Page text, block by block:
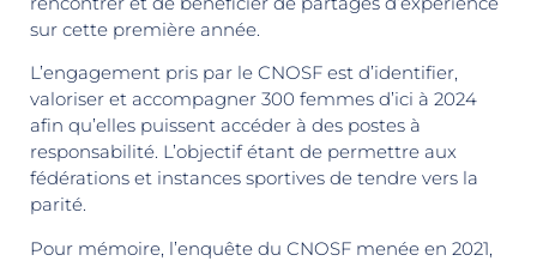
sur cette première année.
L’engagement pris par le CNOSF est d’identifier,
valoriser et accompagner 300 femmes d’ici à 2024
afin qu’elles puissent accéder à des postes à
responsabilité. L’objectif étant de permettre aux
fédérations et instances sportives de tendre vers la
parité.
Pour mémoire, l’enquête du CNOSF menée en 2021,